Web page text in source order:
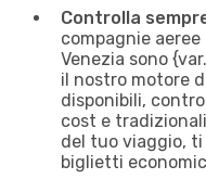
Controlla
compagnie
Venezia sono
il nostro motore
disponibili,
cost e
del tuo viaggio,
biglietti